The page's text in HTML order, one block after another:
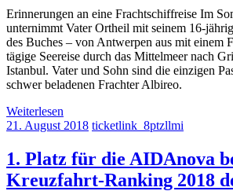
Erinnerungen an eine Frachtschiffreise Im
unternimmt Vater Ortheil mit seinem 16-
des Buches – von Antwerpen aus mit einem
tägige Seereise durch das Mittelmeer nach
Istanbul. Vater und Sohn sind die einzigen
schwer beladenen Frachter Albireo.
Weiterlesen
21. August 2018 ticketlink_8ptzllmi
1. Platz für die AIDAnova
Kreuzfahrt-Ranking 2018